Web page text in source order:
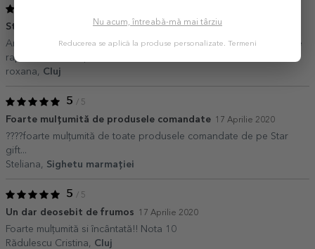
Sticla de vin personalizata 17 Aprilie 2022
Am comandat de doua ori sticle de vin personalizare , sunt foarte
rapizi in livrare si produsele ft ok
roxana, Cluj
5 / 5
Foarte mulțumită de produsele comandate 17 Aprilie 2020
????foarte mulțumită de toate produsele comandate de pe Star
gift...
Steliana, Sighetu marmației
5 / 5
Un dar deosebit de frumos 17 Aprilie 2020
Foarte mulțumită si încântată!! Nota 10
Rădulescu Cristina, Cluj
Nu acum, întreabă-mă mai târziu
Reducerea se aplică la produse personalizate. Termeni